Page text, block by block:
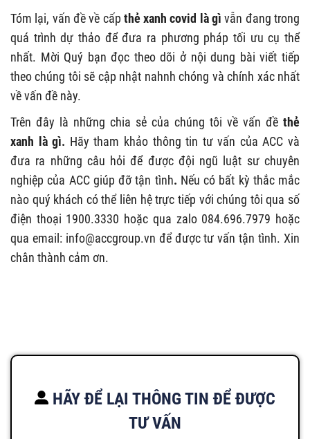
Tóm lại, vấn đề về cấp thẻ xanh covid là gì vẫn đang trong
quá trình dự thảo để đưa ra phương pháp tối ưu cụ thể
nhất. Mời Quý bạn đọc theo dõi ở nội dung bài viết tiếp
theo chúng tôi sẽ cập nhật nahnh chóng và chính xác nhất
về vấn đề này.
Trên đây là những chia sẻ của chúng tôi về vấn đề thẻ
xanh là gì. Hãy tham khảo thông tin tư vấn của ACC và
đưa ra những câu hỏi để được đội ngũ luật sư chuyên
nghiệp của ACC giúp đỡ tận tình. Nếu có bất kỳ thắc mắc
nào quý khách có thể liên hệ trực tiếp với chúng tôi qua số
điện thoại 1900.3330 hoặc qua zalo 084.696.7979 hoặc
qua email: info@accgroup.vn để được tư vấn tận tình. Xin
chân thành cảm ơn.
HÃY ĐỂ LẠI THÔNG TIN ĐỂ ĐƯỢC
TƯ VẤN